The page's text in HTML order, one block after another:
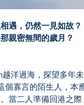
遇，仍然一見如故？
親密無間的歲月？
越洋過海，探望多年
個寡言的陌生人，本
當二人準備回港之